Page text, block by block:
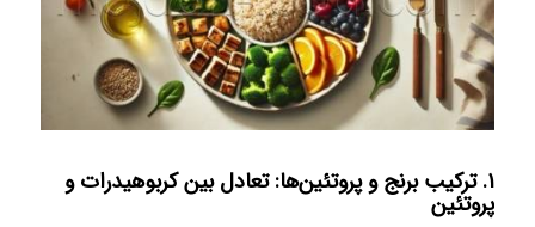
۱. ترکیب برنج و پروتئین‌ها: تعادل بین کربوهیدرات و
پروتئین